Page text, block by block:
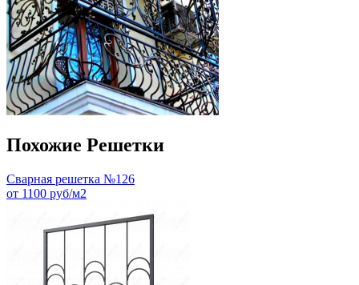
Похожие Решетки
Сварная решетка №126
от 1100 руб/м2